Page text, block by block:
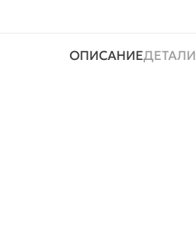
ОПИСАНИЕДЕТАЛИ